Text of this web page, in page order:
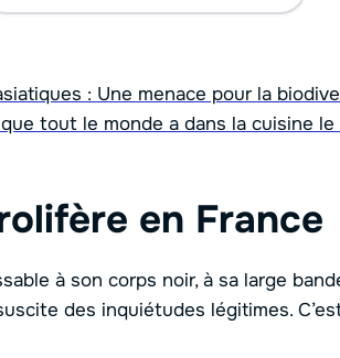
: Une menace pour la
tout le monde a dans la cuisine le
en France
à son corps noir, à sa large
des inquiétudes légitimes.